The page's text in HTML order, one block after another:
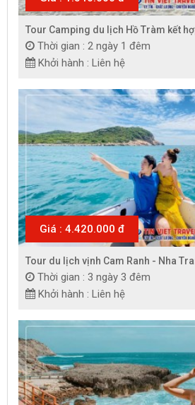
Tour Camping du lịch Hồ Tràm kết
Thời gian : 2 ngày 1 đêm
Khởi hành : Liên hệ
Giá : 4.420.000 đ
Tour du lịch vịnh Cam Ranh - Nha
Thời gian : 3 ngày 3 đêm
Khởi hành : Liên hệ